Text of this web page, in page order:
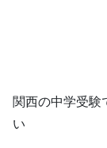
関西の中学受験
い